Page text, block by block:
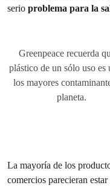
serio problema para la
Greenpeace recuerda
plástico de un sólo uso es
los mayores
planeta.
La mayoría de los
comercios parecieran